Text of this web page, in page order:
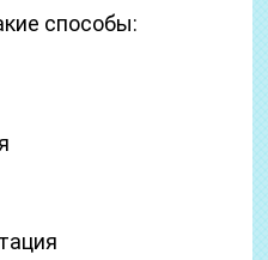
способы: